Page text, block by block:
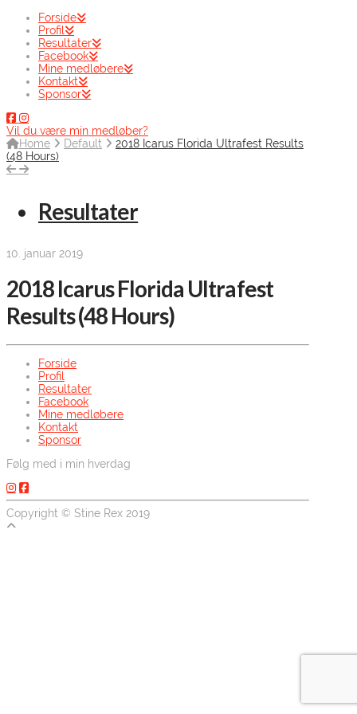
Forside
Profil
Resultater
Facebook
Mine medløbere
Kontakt
Sponsor
Vil du være min medløber?
Home
Default
2018 Icarus Florida Ultrafest Results
(48 Hours)
Resultater
10. januar 2019
2018 Icarus Florida Ultrafest
Results (48 Hours)
Forside
Profil
Resultater
Facebook
Mine medløbere
Kontakt
Sponsor
Følg med i min hverdag
Copyright © Stine Rex 2019